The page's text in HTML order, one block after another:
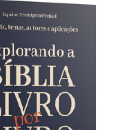
para
o
Estudo
Mulher
|